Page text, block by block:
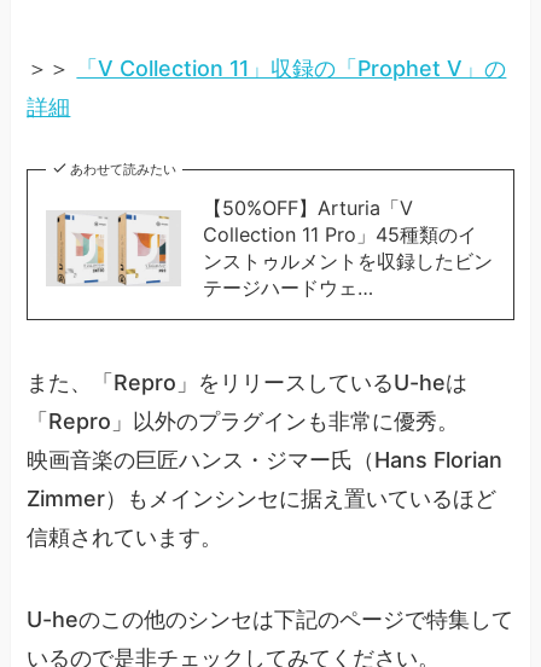
＞＞
「V Collection 11」収録の「Prophet V」の
詳細
あわせて読みたい
【50%OFF】Arturia「V
Collection 11 Pro」45種類のイ
ンストゥルメントを収録したビン
テージハードウェ…
また、「Repro」をリリースしているU-heは
「Repro」以外のプラグインも非常に優秀。
映画音楽の巨匠ハンス・ジマー氏（Hans Florian
Zimmer）もメインシンセに据え置いているほど
信頼されています。
U-heのこの他のシンセは下記のページで特集して
いるので是非チェックしてみてください。